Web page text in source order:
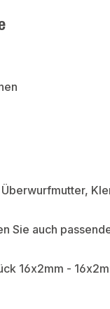
Sie auch
16x2mm -